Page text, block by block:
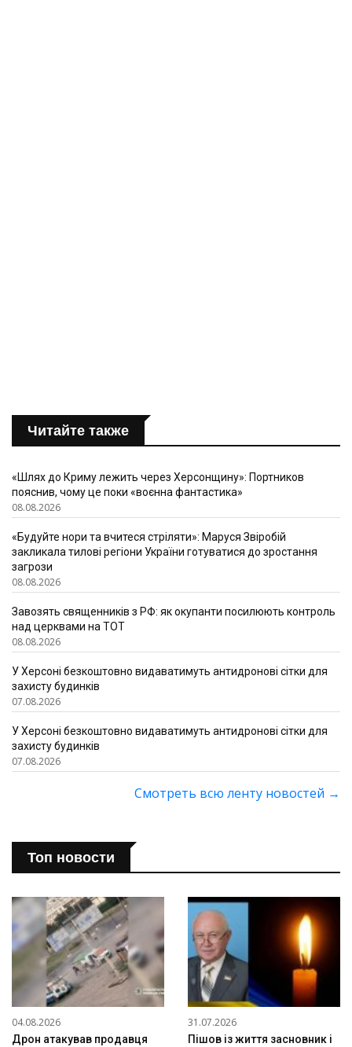
Читайте также
«Шлях до Криму лежить через Херсонщину»: Портников
пояснив, чому це поки «воєнна фантастика»
08.08.2026
«Будуйте нори та вчитеся стріляти»: Маруся Звіробій
закликала тилові регіони України готуватися до зростання
загрози
08.08.2026
Завозять священників з РФ: як окупанти посилюють контроль
над церквами на ТОТ
08.08.2026
У Херсоні безкоштовно видаватимуть антидронові сітки для
захисту будинків
07.08.2026
У Херсоні безкоштовно видаватимуть антидронові сітки для
захисту будинків
07.08.2026
Смотреть всю ленту новостей →
Топ новости
04.08.2026
Дрон атакував продавця
31.07.2026
Пішов із життя засновник і